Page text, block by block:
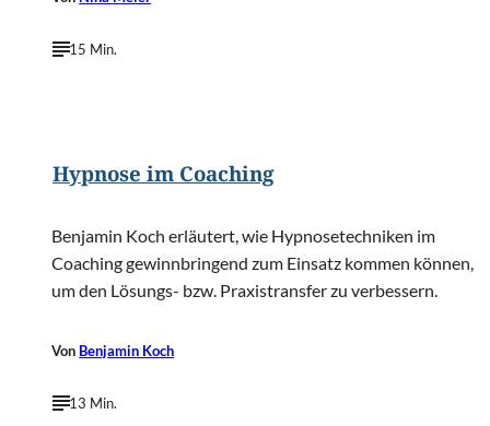
15 Min.
Hypnose im Coaching
Benjamin Koch erläutert, wie Hypnosetechniken im
Coaching gewinnbringend zum Einsatz kommen können,
um den Lösungs- bzw. Praxistransfer zu verbessern.
Von Benjamin Koch
13 Min.